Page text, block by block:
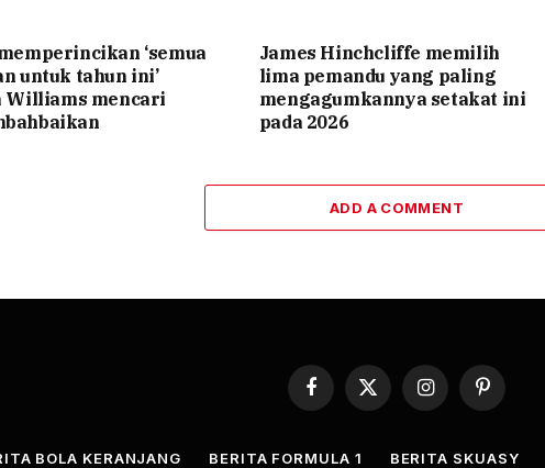
‘semua
untuk tahun ini’
Williams mencari
James Hinchcliffe memilih
lima pemandu yang paling
mengagumkannya setakat ini
pada 2026
ADD A COMMENT
Facebook
X
InstagramPinterest
BOLA KERANJANG BERITA FORMULA 1 BERITA SKUASY